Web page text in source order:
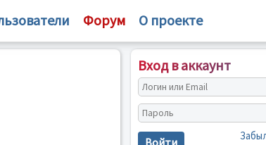
Форум О проекте
Вход в аккаунт
Войти